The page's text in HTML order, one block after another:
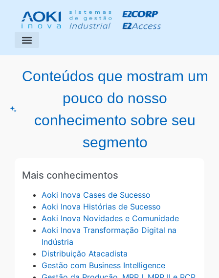
Conteúdos que mostram um
pouco do nosso
conhecimento sobre seu
segmento
Mais conhecimentos
Aoki Inova Cases de Sucesso
Aoki Inova Histórias de Sucesso
Aoki Inova Novidades e Comunidade
Aoki Inova Transformação Digital na
Indústria
Distribuição Atacadista
Gestão com Business Intelligence